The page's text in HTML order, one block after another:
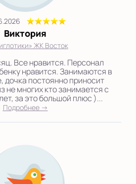
Виктория
ЖК Восток
Все нравится. Персонал
нравится. Занимаются в
дочка постоянно приносит
не многих кто занимается с
за это большой плюс )...
Подробнее →